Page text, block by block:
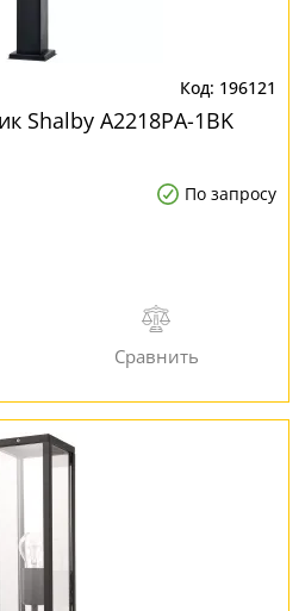
196121
Shalby A2218PA-1BK
По запросу